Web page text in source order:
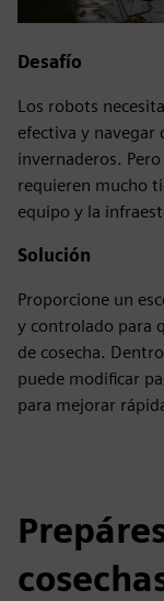
Desafío
Los robots
efectiva y navegar
invernaderos.
requieren mucho
equipo y la
Solución
Proporcione un
y controlado para
de cosecha.
puede modificar
para mejorar